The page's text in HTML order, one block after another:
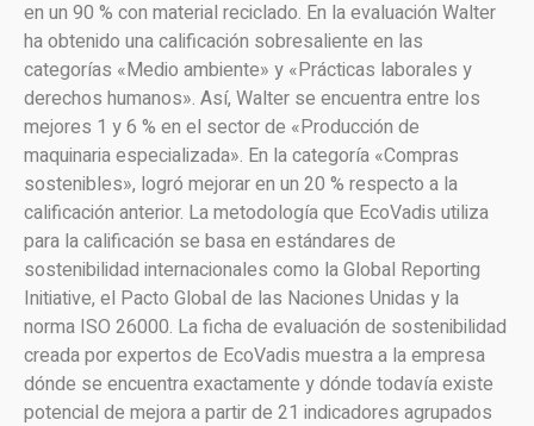
en un 90 % con material reciclado. En la evaluación Walter
ha obtenido una calificación sobresaliente en las
categorías «Medio ambiente» y «Prácticas laborales y
derechos humanos». Así, Walter se encuentra entre los
mejores 1 y 6 % en el sector de «Producción de
maquinaria especializada». En la categoría «Compras
sostenibles», logró mejorar en un 20 % respecto a la
calificación anterior. La metodología que EcoVadis utiliza
para la calificación se basa en estándares de
sostenibilidad internacionales como la Global Reporting
Initiative, el Pacto Global de las Naciones Unidas y la
norma ISO 26000. La ficha de evaluación de sostenibilidad
creada por expertos de EcoVadis muestra a la empresa
dónde se encuentra exactamente y dónde todavía existe
potencial de mejora a partir de 21 indicadores agrupados